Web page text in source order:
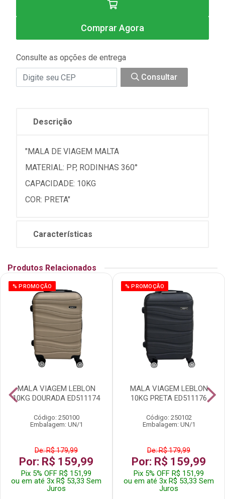
Comprar Agora
Consulte as opções de entrega
Consultar
Descrição
"MALA DE VIAGEM MALTA
MATERIAL: PP, RODINHAS 360°
CAPACIDADE: 10KG
COR: PRETA"
Características
Produtos Relacionados
% PROMOÇÃO
MALA VIAGEM LEBLON
10KG DOURADA ED511174
Código: 250100
Embalagem: UN/1
De: R$ 179,99
Por: R$ 159,99
Pix 5% OFF R$ 151,99
ou em até 3x R$ 53,33 Sem
Juros
% PROMOÇÃO
MALA VIAGEM LEBLON
10KG PRETA ED511176
Código: 250102
Embalagem: UN/1
De: R$ 179,99
Por: R$ 159,99
Pix 5% OFF R$ 151,99
ou em até 3x R$ 53,33 Sem
Juros